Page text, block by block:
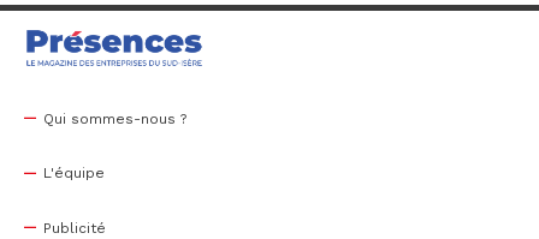
Qui sommes-nous ?
L'équipe
Publicité